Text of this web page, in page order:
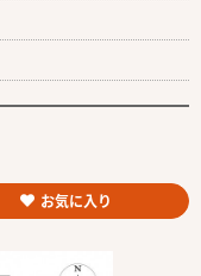
お気に入り